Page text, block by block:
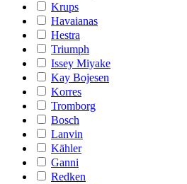
Krups
Havaianas
Hestra
Triumph
Issey Miyake
Kay Bojesen
Korres
Tromborg
Bosch
Lanvin
Kähler
Ganni
Redken